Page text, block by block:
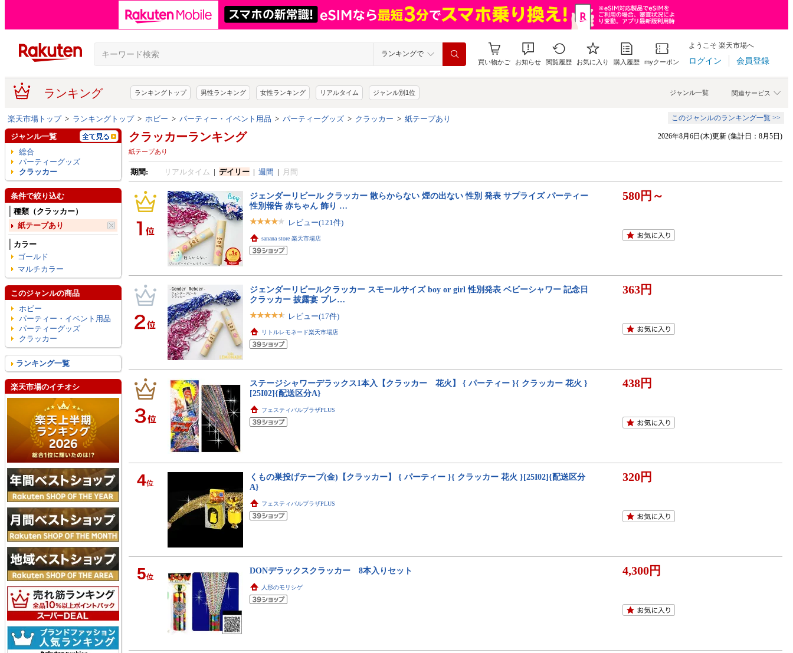
ランキングで
買い物かご お知らせ 閲覧履歴 お気に入り 購入履歴 myクーポン
ようこそ 楽天市場へ
ログイン 会員登録
ランキング 関連サービス
ジャンル一覧
ランキングトップ 男性ランキング 女性ランキング リアルタイム ジャンル別1位
楽天市場トップ> ランキングトップ> ホビー > パーティー・イベント用品 > パーティーグッズ > クラッカー > 紙テープあり このジャンルのランキング一覧 >>
クラッカーランキング
紙テープあり
2026年8月6日(木)更新 (集計日：8月5日)
期間: リアルタイム | デイリー| 週間 | 月間
ジェンダーリビール クラッカー 散らからない 煙の出ない 性別 発表 サプライズ パーティー
性別報告 赤ちゃん 飾り …
レビュー(121件)
sanana store 楽天市場店
580円～
ジェンダーリビールクラッカー スモールサイズ boy or girl 性別発表 ベビーシャワー 記念日
クラッカー 披露宴 プレ…
レビュー(17件)
リトルレモネード楽天市場店
363円
ステージシャワーデラックス1本入【クラッカー 花火】 { パーティー }{ クラッカー 花火 }
[25I02]{配送区分A}
フェスティバルプラザPLUS
438円
4位
くもの巣投げテープ(金)【クラッカー】 { パーティー }{ クラッカー 花火 }[25I02]{配送区分
A}
フェスティバルプラザPLUS
320円
5位
DONデラックスクラッカー 8本入りセット
人形のモリシゲ
4,300円
ジャンル一覧
総合
パーティーグッズ
クラッカー
条件で絞り込む
種類（クラッカー）
紙テープあり
カラー
ゴールド
マルチカラー
このジャンルの商品
ホビー
パーティー・イベント用品
パーティーグッズ
クラッカー
ランキング一覧
楽天市場のイチオシ